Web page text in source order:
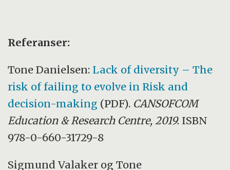
Referanser:
Tone Danielsen: Lack of diversity – The
risk of failing to evolve in Risk and
decision-making (PDF). CANSOFCOM
Education & Research Centre, 2019. ISBN
978-0-660-31729-8
Sigmund Valaker og Tone